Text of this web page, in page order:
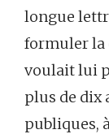
longue
formuler la
voulait lui
plus de dix
publiques,